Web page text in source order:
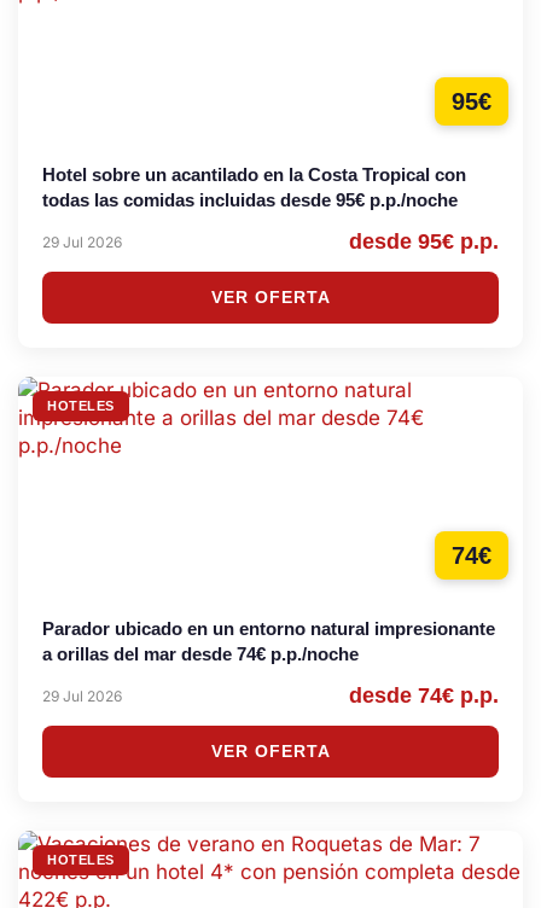
95€
Hotel sobre un acantilado en la Costa Tropical con
todas las comidas incluidas desde 95€ p.p./noche
29 Jul 2026 desde 95€ p.p.
VER OFERTA
HOTELES
74€
Parador ubicado en un entorno natural impresionante
a orillas del mar desde 74€ p.p./noche
29 Jul 2026 desde 74€ p.p.
VER OFERTA
HOTELES